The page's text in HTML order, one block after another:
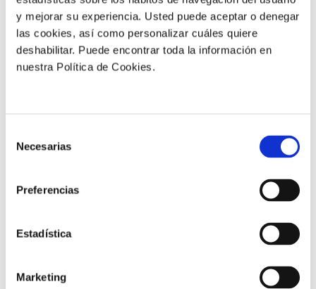
y mejorar su experiencia. Usted puede aceptar o denegar
las cookies, así como personalizar cuáles quiere
deshabilitar. Puede encontrar toda la información en
nuestra Política de Cookies.
Necesarias
Preferencias
Estadística
Marketing
100 %
eficacia en hojas contra
phytophthora spp.